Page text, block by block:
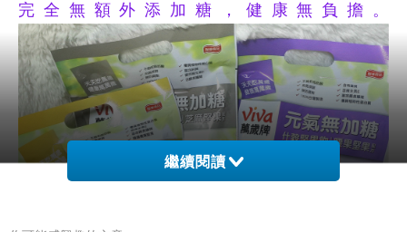
完全無額外添加糖，健康無負擔。
繼續閱讀